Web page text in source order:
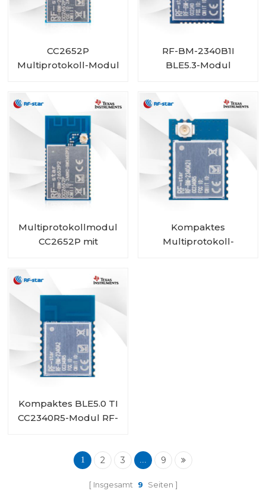
CC2652P
Multiprotokoll-Modul
RF-BM-2340B1I
BLE5.3-Modul
Multiprotokollmodul
CC2652P mit
Kompaktes
Multiprotokoll-
Kompaktes BLE5.0 TI
CC2340R5-Modul RF-
1 2 3 ... 9
Insgesamt 9 Seiten